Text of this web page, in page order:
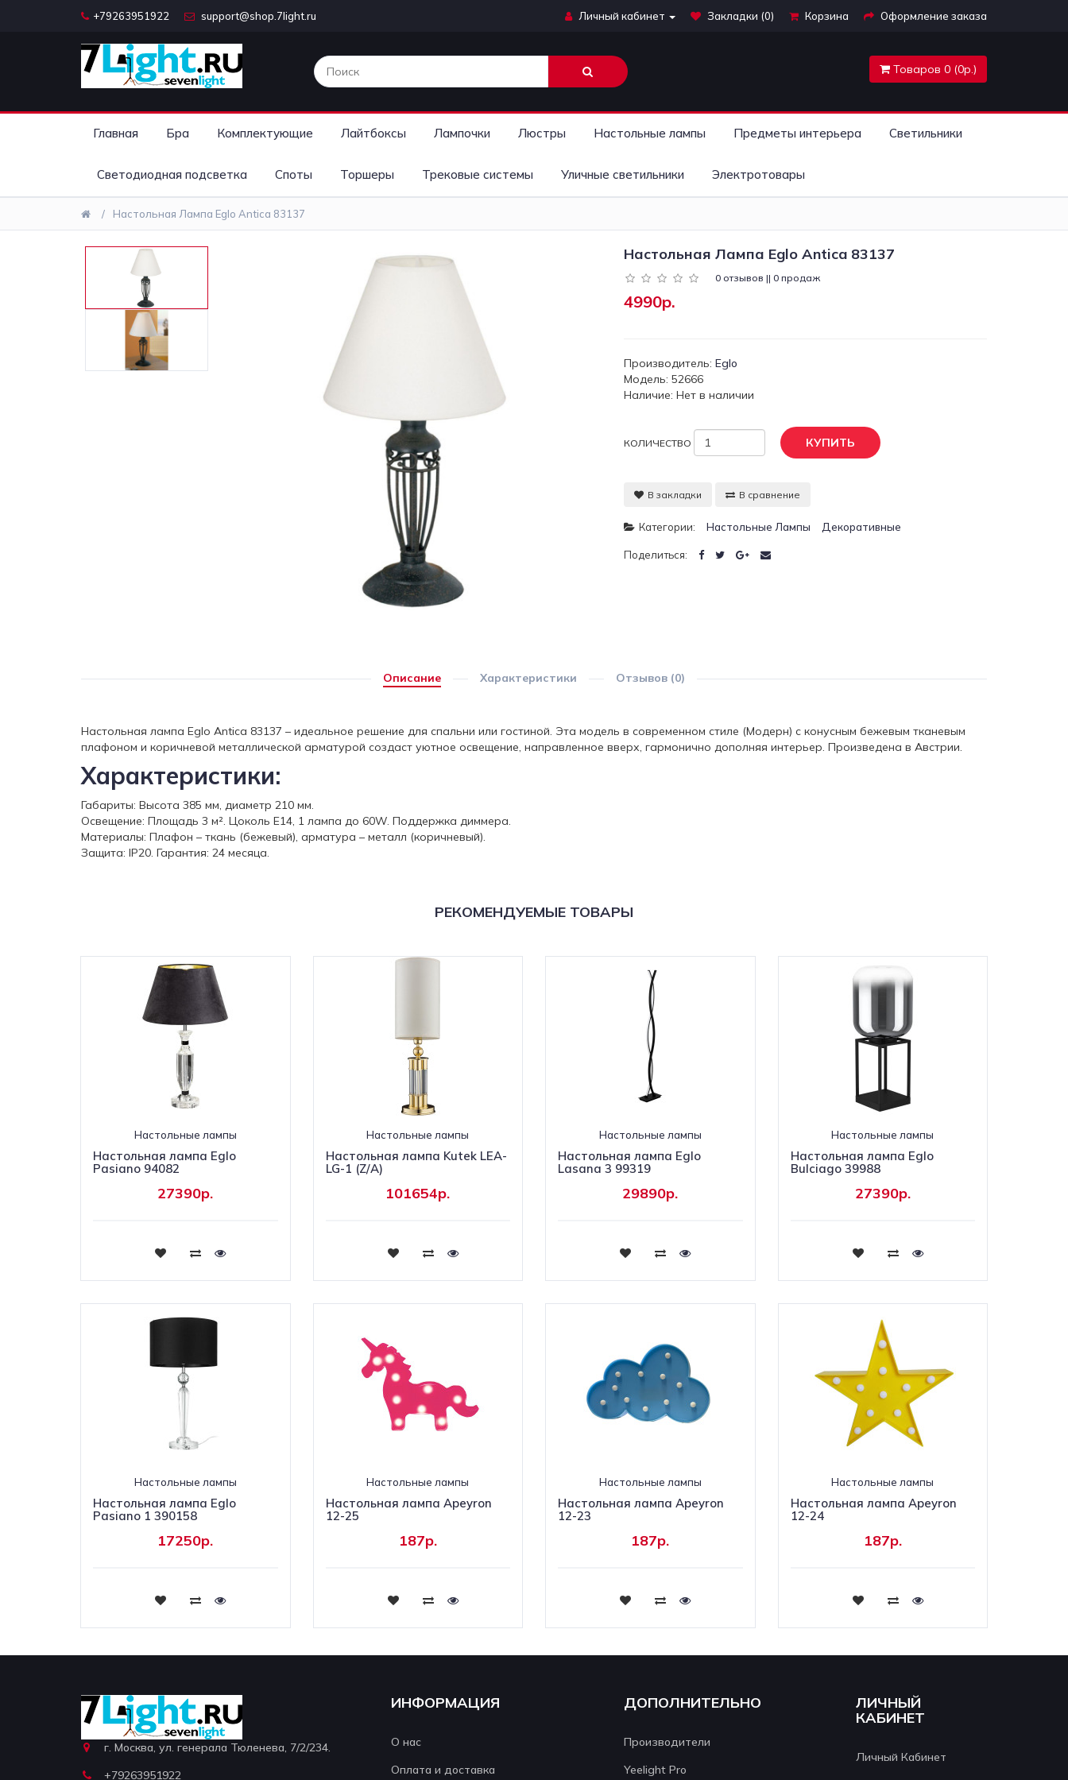
+79263951922 support@shop.7light.ru Личный кабинет Закладки (0) Корзина Оформление заказа
Товаров 0 (0р.)
Главная Бра Комплектующие Лайтбоксы Лампочки Люстры Настольные лампы Предметы интерьера Светильники
Светодиодная подсветка Споты Торшеры Трековые системы Уличные светильники Электротовары
Настольная Лампа Eglo Antica 83137
Настольная Лампа Eglo Antica 83137
0 отзывов || 0 продаж
4990р.
Производитель: Eglo
Модель: 52666
Наличие: Нет в наличии
КОЛИЧЕСТВО КУПИТЬ
В закладки В сравнение
Категории: Настольные Лампы Декоративные
Поделиться:
Описание Характеристики Отзывов (0)
Настольная лампа Eglo Antica 83137 – идеальное решение для спальни или гостиной. Эта модель в современном стиле (Модерн) с конусным бежевым тканевым
плафоном и коричневой металлической арматурой создаст уютное освещение, направленное вверх, гармонично дополняя интерьер. Произведена в Австрии.
Характеристики:
Габариты: Высота 385 мм, диаметр 210 мм.
Освещение: Площадь 3 м². Цоколь E14, 1 лампа до 60W. Поддержка диммера.
Материалы: Плафон – ткань (бежевый), арматура – металл (коричневый).
Защита: IP20. Гарантия: 24 месяца.
РЕКОМЕНДУЕМЫЕ ТОВАРЫ
Настольные лампы
Настольная лампа Eglo
Pasiano 94082
27390р.
Купить
Настольные лампы
Настольная лампа Kutek LEA-
LG-1 (Z/A)
101654р.
Купить
Настольные лампы
Настольная лампа Eglo
Lasana 3 99319
29890р.
Купить
Настольные лампы
Настольная лампа Eglo
Bulciago 39988
27390р.
Купить
Настольные лампы
Настольная лампа Eglo
Pasiano 1 390158
17250р.
Купить
Настольные лампы
Настольная лампа Apeyron
12-25
187р.
Купить
Настольные лампы
Настольная лампа Apeyron
12-23
187р.
Купить
Настольные лампы
Настольная лампа Apeyron
12-24
187р.
Купить
г. Москва, ул. генерала Тюленева, 7/2/234.
+79263951922
ИНФОРМАЦИЯ
О нас
Оплата и доставка
ДОПОЛНИТЕЛЬНО
Производители
Yeelight Pro
ЛИЧНЫЙ
КАБИНЕТ
Личный Кабинет